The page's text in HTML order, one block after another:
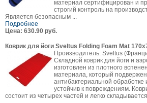
материал сертифицирован и
строгий контроль на
Является безопасным ...
Подробнее
Цена: 630.90 руб.
Коврик для йоги Sveltus Folding Foam Mat
Производитель: Sveltus
Складной коврик для йоги и
изготовлен из плотного
материала, который подвержен
антибактериальной обработке
устойчив к повреждениям.
состоит из четырех частей и легко